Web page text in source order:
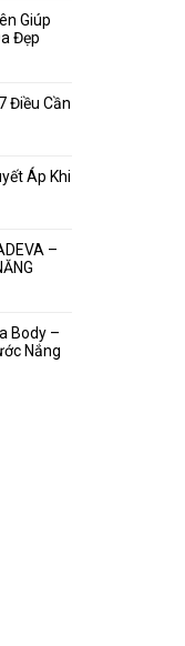
Giúp
Đẹp
Điều Cần
Áp Khi
–
Body –
Nắng